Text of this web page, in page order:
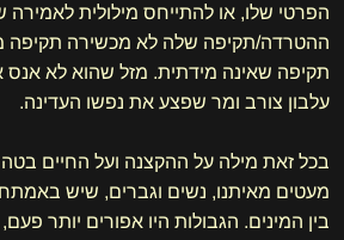
הפרטי שלו, או להתייחס מילולית
ההטרדה/תקיפה שלה לא מכשירה תקיפה
תקיפה שאינה מידתית. מזל שהוא לא אנס
עלבון צורב ומר שפצע את נפשו העדינה.
בכל זאת מילה על ההקצנה ועל החיים
מעטים מאיתנו, נשים וגברים, שיש
בין המינים. הגבולות היו אפורים יותר